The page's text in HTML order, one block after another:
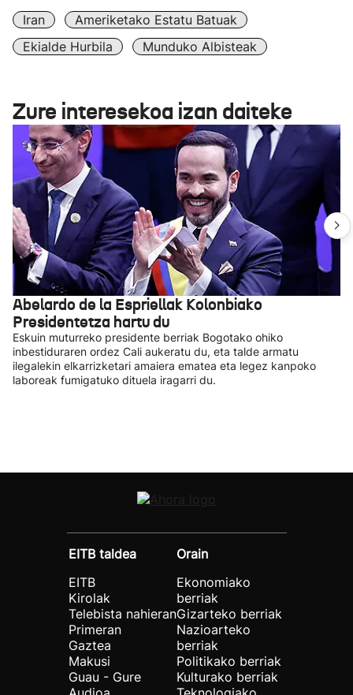
Iran
Ameriketako Estatu Batuak
Ekialde Hurbila
Munduko Albisteak
Zure interesekoa izan daiteke
Abelardo de la Espriellak Kolonbiako
Presidentetza hartu du
Eskuin muturreko presidente berriak Bogotako ohiko
inbestiduraren ordez Cali aukeratu du, eta talde armatu
ilegalekin elkarrizketari amaiera ematea eta legez kanpoko
laboreak fumigatuko dituela iragarri du.
EITB taldea
EITB
Kirolak
Telebista nahieran
Primeran
Gaztea
Makusi
Guau - Gure
Orain
Ekonomiako
berriak
Gizarteko berriak
Nazioarteko
berriak
Politikako berriak
Kulturako berriak